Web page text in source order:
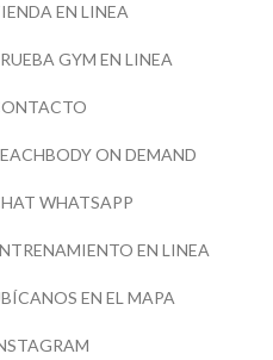
EN LINEA
GYM EN LINEA
ON DEMAND
WHATSAPP
EN LINEA
EN EL MAPA